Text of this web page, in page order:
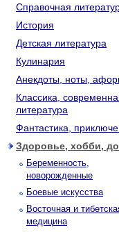
Справочная
История
Детская литература
Кулинария
Анекдоты, ноты,
Классика,
литература
Фантастика,
Здоровье, хобби,
Беременность,
новорожденные
Боевые искусства
Восточная и
медицина